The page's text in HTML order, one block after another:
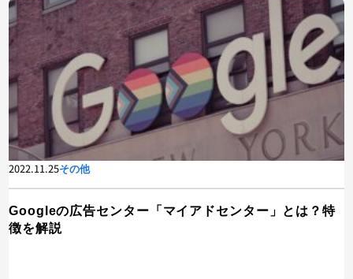
2022.11.25その他
Googleの広告センター「マイアドセンター」とは？特
徴を解説